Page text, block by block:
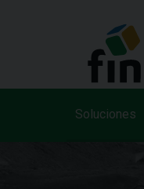
Soluciones